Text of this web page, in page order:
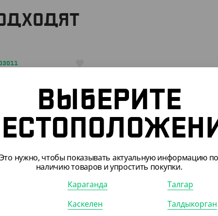
крышкой 500 мл
ВЫБЕРИТЕ
Это нужно, чтобы показывать актуальную информацию
наличию товаров и упростить покупки.
Караганда
Каскелен
Талгар
Талдыкорган